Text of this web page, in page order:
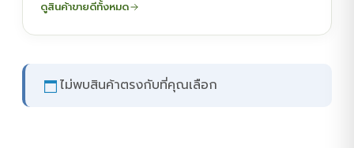
ดูสินค้าขายดีทั้งหมด
ไม่พบสินค้าตรงกับที่คุณเลือก